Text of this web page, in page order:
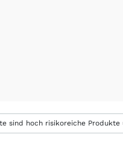
hoch risikoreiche